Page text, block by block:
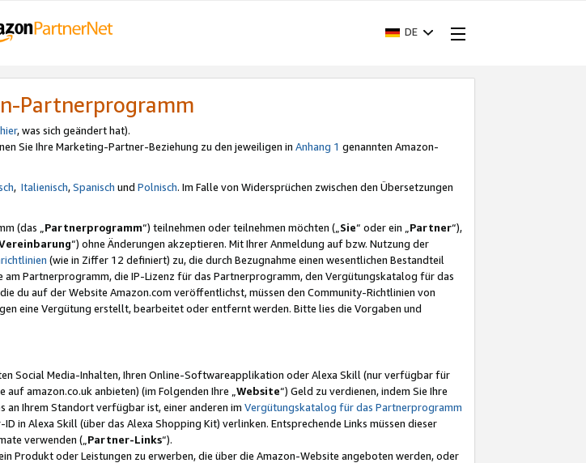
DE
Partnerprogramm
hier, was sich geändert hat).
Sie Ihre Marketing-Partner-Beziehung zu den jeweiligen in Anhang 1 genannten Amazon-
, Italienisch,Spanisch und Polnisch. Im Falle von Widersprüchen zwischen den Übersetzungen
(das „Partnerprogramm“) teilnehmen oder teilnehmen möchten („Sie“ oder ein „Partner“),
“) ohne Änderungen akzeptieren. Mit Ihrer Anmeldung auf bzw. Nutzung der
(wie in Ziffer 12 definiert) zu, die durch Bezugnahme einen wesentlichen Bestandteil
Partnerprogramm, die IP-Lizenz für das Partnerprogramm, den Vergütungskatalog für das
du auf der Website Amazon.com veröffentlichst, müssen den Community-Richtlinien von
eine Vergütung erstellt, bearbeitet oder entfernt werden. Bitte lies die Vorgaben und
Social Media-Inhalten, Ihren Online-Softwareapplikation oder Alexa Skill (nur verfügbar für
amazon.co.uk anbieten) (im Folgenden Ihre „ Website“) Geld zu verdienen, indem Sie Ihre
an Ihrem Standort verfügbar ist, einer anderen im Vergütungskatalog für das Partnerprogramm
in Alexa Skill (über das Alexa Shopping Kit) verlinken. Entsprechende Links müssen dieser
verwenden („ Partner-Links“).
Produkt oder Leistungen zu erwerben, die über die Amazon-Website angeboten werden, oder